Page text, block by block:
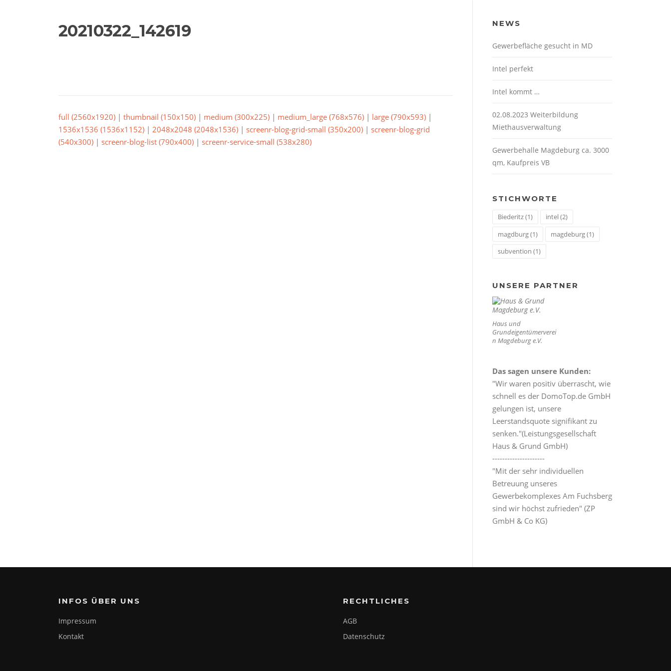
20210322_142619
full (2560x1920) | thumbnail (150x150) | medium (300x225) | medium_large (768x576) | large (790x593) |
1536x1536 (1536x1152) | 2048x2048 (2048x1536) | screenr-blog-grid-small (350x200) | screenr-blog-grid
(540x300) | screenr-blog-list (790x400) | screenr-service-small (538x280)
NEWS
Gewerbefläche gesucht in MD
Intel perfekt
Intel kommt …
02.08.2023 Weiterbildung
Miethausverwaltung
Gewerbehalle Magdeburg ca. 3000
qm, Kaufpreis VB
STICHWORTE
Biederitz(1) intel(2)
magdburg(1) magdeburg(1)
subvention (1)
UNSERE PARTNER
Haus und
Grundeigentümerverei
n Magdeburg e.V.
Das sagen unsere Kunden:
"Wir waren positiv überrascht, wie
schnell es der DomoTop.de GmbH
gelungen ist, unsere
Leerstandsquote signifikant zu
senken."(Leistungsgesellschaft
Haus & Grund GmbH)
---------------------
"Mit der sehr individuellen
Betreuung unseres
Gewerbekomplexes Am Fuchsberg
sind wir höchst zufrieden" (ZP
GmbH & Co KG)
INFOS ÜBER UNS
Impressum
Kontakt
RECHTLICHES
AGB
Datenschutz